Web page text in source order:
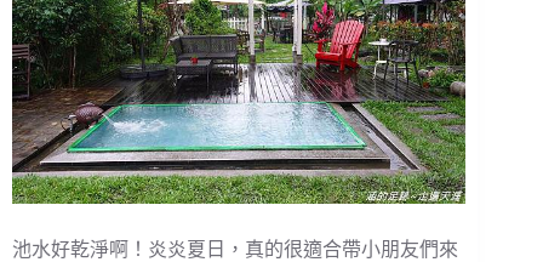
池水好乾淨啊！炎炎夏日，真的很適合帶小朋友們來